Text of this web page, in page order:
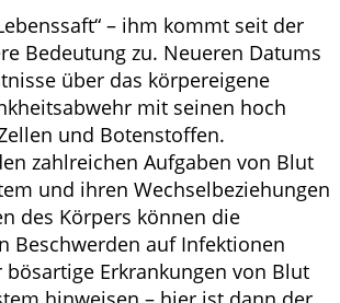
– ihm kommt seit der
Bedeutung zu. Neueren Datums
über das körpereigene
mit seinen hoch
und Botenstoffen.
zahlreichen Aufgaben von Blut
und ihren Wechselbeziehungen
des Körpers können die
Beschwerden auf Infektionen
Erkrankungen von Blut